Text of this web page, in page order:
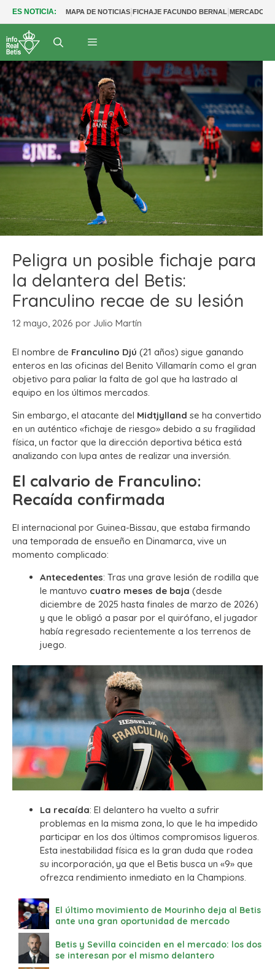
ES NOTICIA: MAPA DE NOTICIAS|FICHAJE FACUNDO BERNAL|MERCADO
Peligra un posible fichaje para
la delantera del Betis:
Franculino recae de su lesión
12 mayo, 2026 por Julio Martín
El nombre de Franculino Djú (21 años) sigue ganando
enteros en las oficinas del Benito Villamarín como el gran
objetivo para paliar la falta de gol que ha lastrado al
equipo en los últimos mercados.
Sin embargo, el atacante del Midtjylland se ha convertido
en un auténtico «fichaje de riesgo» debido a su fragilidad
física, un factor que la dirección deportiva bética está
analizando con lupa antes de realizar una inversión.
El calvario de Franculino:
Recaída confirmada
El internacional por Guinea-Bissau, que estaba firmando
una temporada de ensueño en Dinamarca, vive un
momento complicado:
Antecedentes: Tras una grave lesión de rodilla que
le mantuvo cuatro meses de baja (desde
diciembre de 2025 hasta finales de marzo de 2026)
y que le obligó a pasar por el quirófano, el jugador
había regresado recientemente a los terrenos de
juego.
La recaída: El delantero ha vuelto a sufrir
problemas en la misma zona, lo que le ha impedido
participar en los dos últimos compromisos ligueros.
Esta inestabilidad física es la gran duda que rodea
su incorporación, ya que el Betis busca un «9» que
ofrezca rendimiento inmediato en la Champions.
El último movimiento de Mourinho deja al Betis
ante una gran oportunidad de mercado
Betis y Sevilla coinciden en el mercado: los dos
se interesan por el mismo delantero